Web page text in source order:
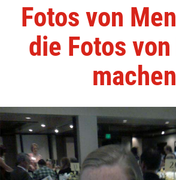
Fotos von
die Fotos von
machen